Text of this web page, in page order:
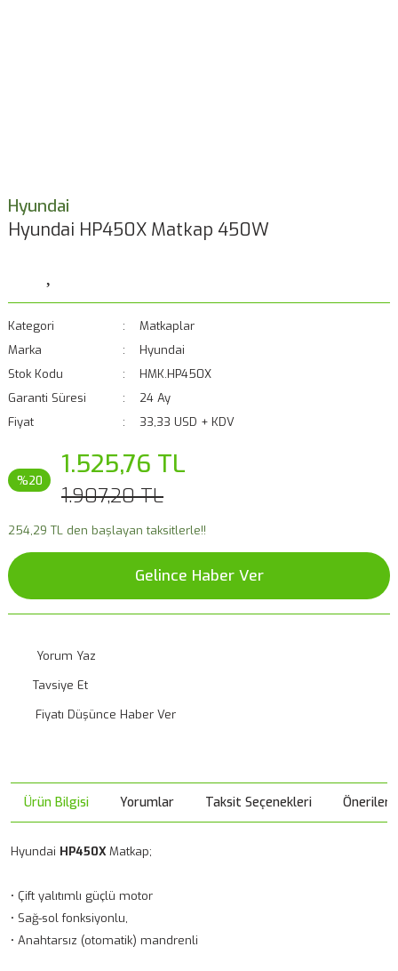
Hyundai
Hyundai HP450X Matkap 450W
Kategori
Matkaplar
Marka
Hyundai
Stok Kodu
HMK.HP450X
Garanti Süresi
24 Ay
Fiyat
33,33 USD + KDV
%20 1.525,76 TL
1.907,20 TL
254,29 TL den başlayan taksitlerle!!
Gelince Haber Ver
Yorum Yaz
Tavsiye Et
Fiyatı Düşünce Haber Ver
Ürün Bilgisi Yorumlar Taksit Seçenekleri
Hyundai HP450XMatkap;
• Çift yalıtımlı güçlü motor
• Sağ-sol fonksiyonlu,
• Anahtarsız (otomatik) mandrenli